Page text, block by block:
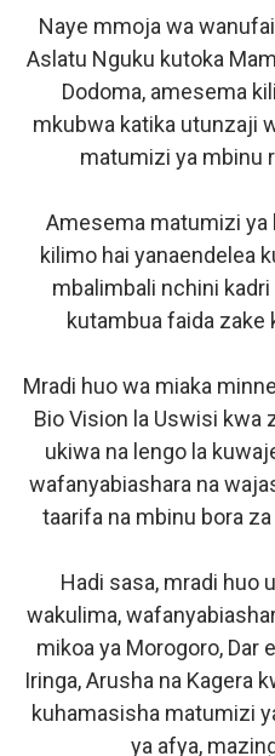
Naye mmoja wa
Aslatu Nguku kutoka
Dodoma, amesema
mkubwa katika utunzaji
matumizi ya mbinu
Amesema matumizi ya
kilimo hai yanaendelea
mbalimbali nchini
kutambua faida zake
Mradi huo wa miaka
Bio Vision la Uswisi kwa
ukiwa na lengo la
wafanyabiashara na
taarifa na mbinu bora
Hadi sasa, mradi huo
wakulima,
mikoa ya Morogoro, Dar
Iringa, Arusha na Kagera
kuhamasisha matumizi
ya afya,